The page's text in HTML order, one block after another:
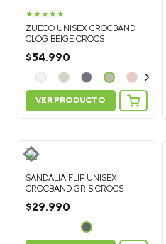
★★★★★
ZUECO UNISEX CROCBAND
CLOG BEIGE CROCS
$54.990
VER PRODUCTO
SANDALIA FLIP UNISEX
CROCBAND GRIS CROCS
$29.990